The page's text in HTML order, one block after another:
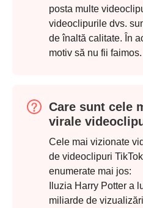
posta multe
videoclipurile dvs.
de înaltă calitate. În
motiv să nu fii faimos.
Care sunt cele
virale
Cele mai vizionate
de videoclipuri
enumerate mai jos:
Iluzia Harry Potter a
miliarde de vizualizări